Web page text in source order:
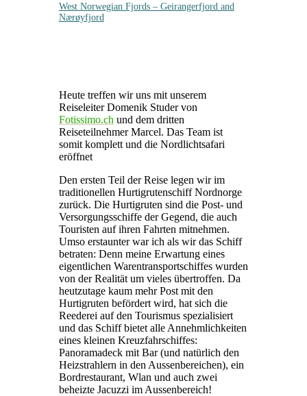
West Norwegian Fjords – Geirangerfjord and
Nærøyfjord
Heute treffen wir uns mit unserem
Reiseleiter Domenik Studer von
Fotissimo.ch und dem dritten
Reiseteilnehmer Marcel. Das Team ist
somit komplett und die Nordlichtsafari
eröffnet
Den ersten Teil der Reise legen wir im
traditionellen Hurtigrutenschiff Nordnorge
zurück. Die Hurtigruten sind die Post- und
Versorgungsschiffe der Gegend, die auch
Touristen auf ihren Fahrten mitnehmen.
Umso erstaunter war ich als wir das Schiff
betraten: Denn meine Erwartung eines
eigentlichen Warentransportschiffes wurden
von der Realität um vieles übertroffen. Da
heutzutage kaum mehr Post mit den
Hurtigruten befördert wird, hat sich die
Reederei auf den Tourismus spezialisiert
und das Schiff bietet alle Annehmlichkeiten
eines kleinen Kreuzfahrschiffes:
Panoramadeck mit Bar (und natürlich den
Heizstrahlern in den Aussenbereichen), ein
Bordrestaurant, Wlan und auch zwei
beheizte Jacuzzi im Aussenbereich!